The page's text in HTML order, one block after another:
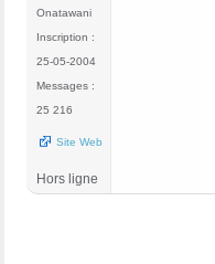
Onatawani
Inscription :
25-05-2004
Messages :
25 216
Site Web
Hors ligne